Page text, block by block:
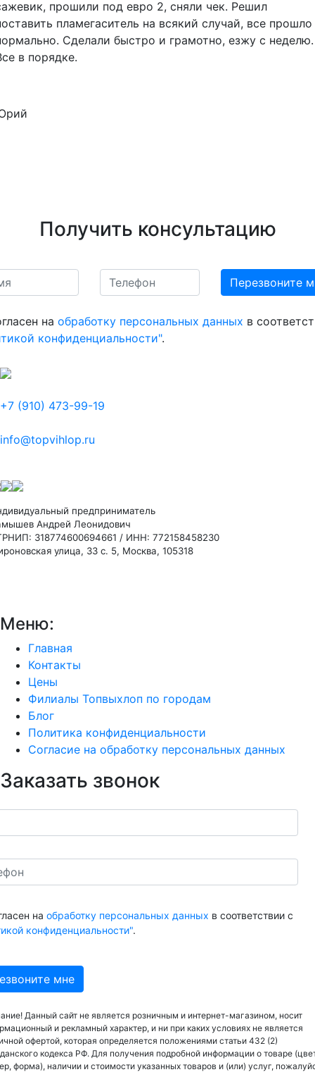
прошили под евро 2, сняли чек. Решил
пламегаситель на всякий случай, все прошло
Сделали быстро и грамотно, езжу с неделю.
в порядке.
Получить консультацию
на обработку персональных данных в
конфиденциальности".
+7 (910) 473-99-19
info@topvihlop.ru
предприниматель
Андрей Леонидович
318774600694661 / ИНН: 772158458230
улица, 33 с. 5, Москва, 105318
Меню:
Главная
Контакты
Цены
Филиалы Топвыхлоп по городам
Блог
Политика конфиденциальности
Согласие на обработку персональных данных
Заказать звонок
на обработку персональных данных в соответствии с
конфиденциальности".
Данный сайт не является розничным и интернет-магазином, носит
и рекламный характер, и ни при каких условиях не является
офертой, которая определяется положениями статьи 432 (2)
кодекса РФ. Для получения подробной информации о товаре
форма), наличии и стоимости указанных товаров и (или) услуг,